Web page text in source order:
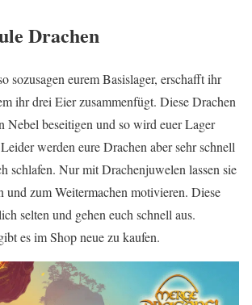
Drachen
sozusagen eurem Basislager, erschafft ihr
ihr drei Eier zusammenfügt. Diese Drachen
Nebel beseitigen und so wird euer Lager
werden eure Drachen aber sehr schnell
schlafen. Nur mit Drachenjuwelen lassen sie
und zum Weitermachen motivieren. Diese
selten und gehen euch schnell aus.
es im Shop neue zu kaufen.